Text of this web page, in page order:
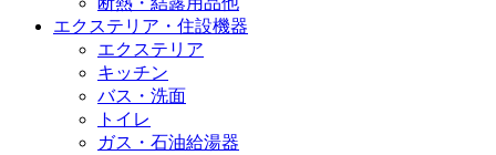
エクステリア・住設機器
エクステリア
キッチン
バス・洗面
トイレ
ガス・石油給湯器